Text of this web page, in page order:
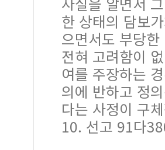
한 상태의 담보
으면서도 부당
전혀 고려함이
여를 주장하는
의에 반하고 정
다는 사정이 구
10. 선고 91다